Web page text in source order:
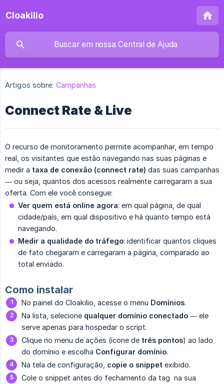
Cloakilio
Artigos sobre: Campanhas
Connect Rate & Live
O recurso de monitoramento permite acompanhar, em tempo
real, os visitantes que estão navegando nas suas páginas e
medir a taxa de conexão (connect rate) das suas campanhas
— ou seja, quantos dos acessos realmente carregaram a sua
oferta. Com ele você consegue:
Ver quem está online agora: em qual página, de qual
cidade/país, em qual dispositivo e há quanto tempo está
navegando.
Medir a qualidade do tráfego: identificar quantos cliques
de fato chegaram e carregaram a página, comparado ao
total enviado.
Como instalar
No painel do Cloakilio, acesse o menu Domínios.
Na lista, selecione qualquer domínio conectado — ele
serve apenas para hospedar o script.
Clique no menu de ações (ícone de três pontos) ao lado
do domínio e escolha Configurar domínio.
Na tela de configuração, copie o snippet exibido.
Cole o snippet antes do fechamento da tag na sua